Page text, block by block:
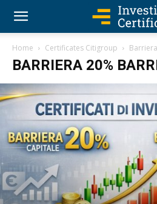
Home Certificates Citigroup
BARRIERA 20%